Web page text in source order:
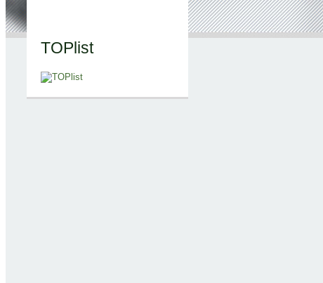
TOPlist